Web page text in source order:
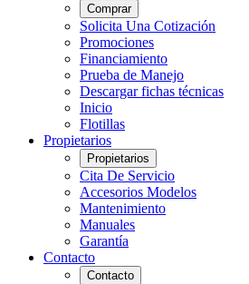
Comprar
Solicita Una Cotización
Promociones
Financiamiento
Prueba de Manejo
Descargar fichas técnicas
Inicio
Flotillas
Propietarios
Propietarios
Cita De Servicio
Accesorios Modelos
Mantenimiento
Manuales
Garantía
Contacto
Contacto